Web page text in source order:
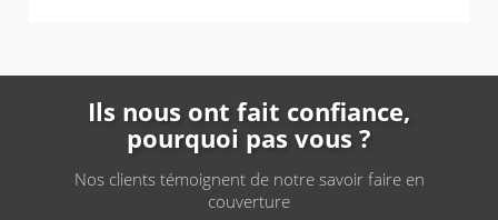
Ils nous ont fait confiance,
pourquoi pas vous ?
Nos clients témoignent de notre savoir faire en
couverture